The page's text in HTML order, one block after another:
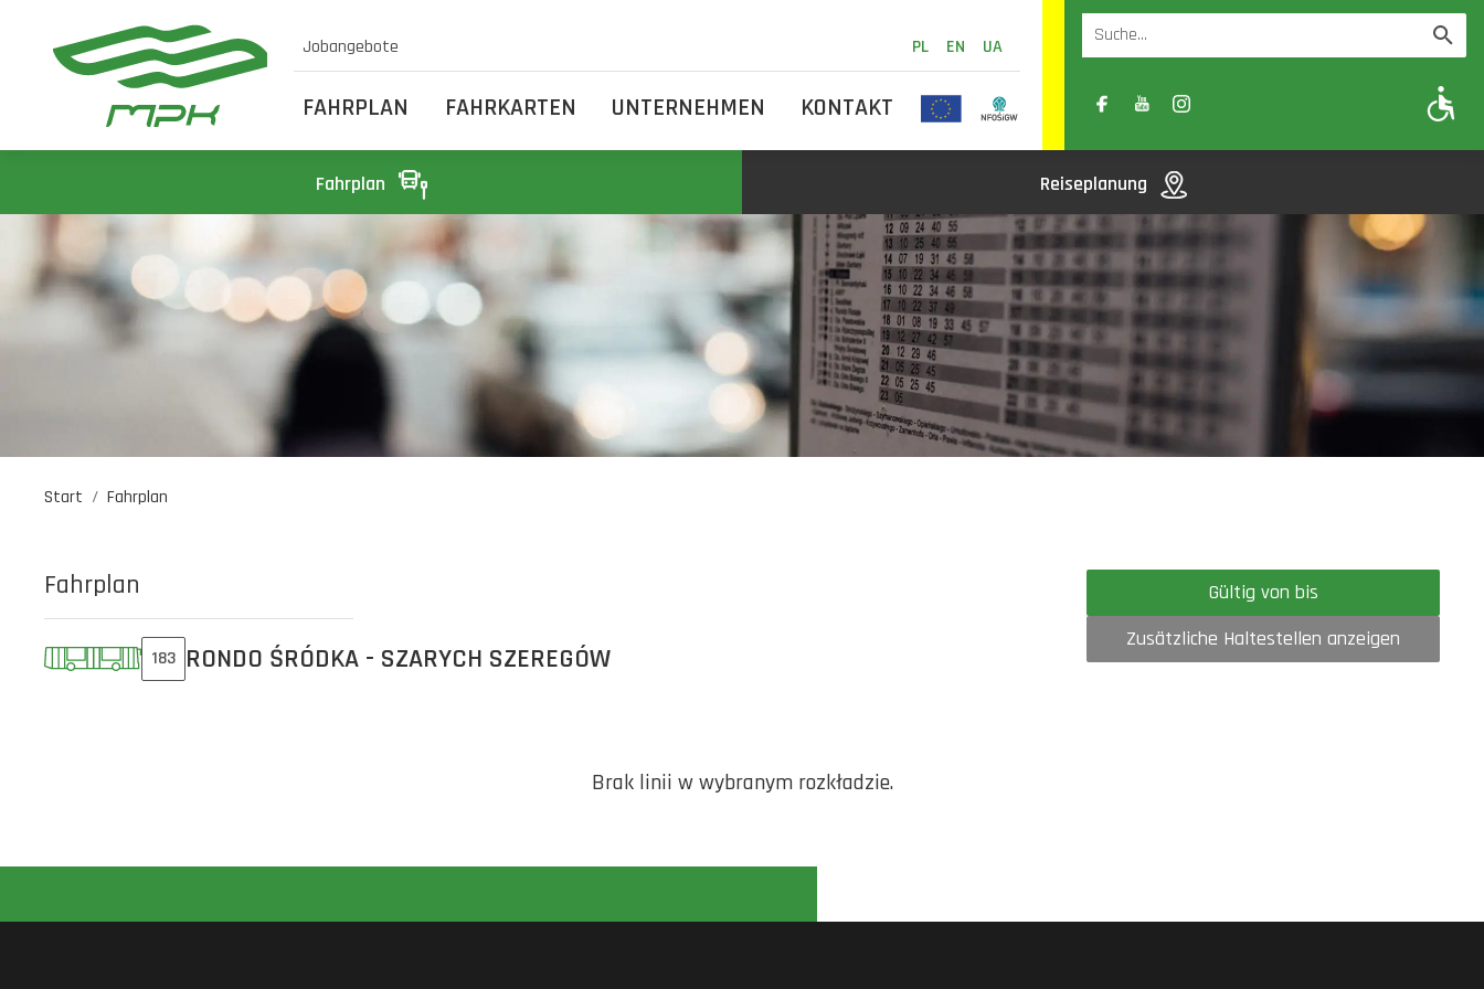
Jobangebote PL EN UA
FAHRPLAN FAHRKARTEN UNTERNEHMEN KONTAKT A- A A+
Fahrplan Reiseplanung
Start Fahrplan
Fahrplan
183 RONDO ŚRÓDKA - SZARYCH SZEREGÓW
Gültig von bis
Zusätzliche Haltestellen anzeigen
Brak linii w wybranym rozkładzie.